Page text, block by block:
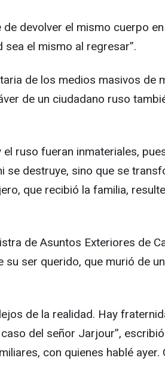
devolver el mismo cuerpo
el mismo al regresar”.
de los medios masivos de
de un ciudadano ruso
ruso fueran inmateriales,
destruye, sino que se
que recibió la familia,
de Asuntos Exteriores de
ser querido, que murió de
de la realidad. Hay
del señor Jarjour”,
con quienes hablé ayer.